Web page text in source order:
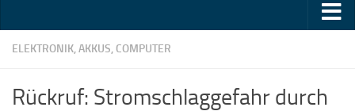
ELEKTRONIK, AKKUS, COMPUTER
Rückruf: Stromschlaggefahr durch